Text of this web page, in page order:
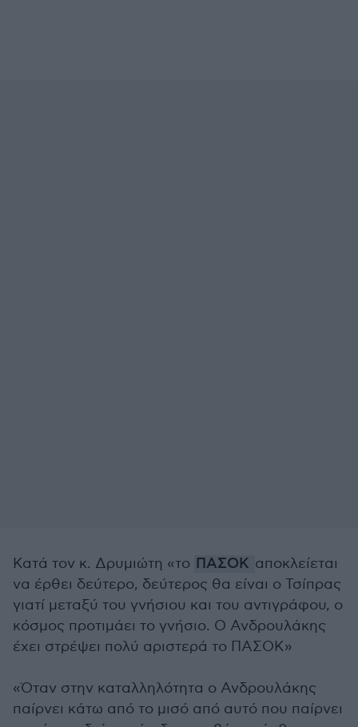
Κατά τον κ. Δρυμιώτη «το ΠΑΣΟΚ αποκλείεται
να έρθει δεύτερο, δεύτερος θα είναι ο Τσίπρας
γιατί μεταξύ του γνήσιου και του αντιγράφου, ο
κόσμος προτιμάει το γνήσιο. Ο Ανδρουλάκης
έχει στρέψει πολύ αριστερά το ΠΑΣΟΚ»
«Όταν στην καταλληλότητα ο Ανδρουλάκης
παίρνει κάτω από το μισό από αυτό που παίρνει